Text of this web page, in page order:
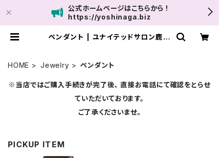
公式ホームページはこちらから !
https://yoshinaga.biz
ペンダント | ユナイテッドサロン鹿児
HOME Jewelry ペンダント
※当店ではご購入手続きが完了後、 直接お電話にて確認をとらせ
ていただいております。
ご了承くださいませ。
PICKUP ITEM